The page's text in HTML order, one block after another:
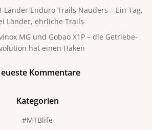
Länder Enduro Trails Nauders – Ein Tag,
Länder, ehrliche Trails
MG und Gobao X1P – die Getriebe-
hat einen Haken
Kommentare
Kategorien
#MTBlife